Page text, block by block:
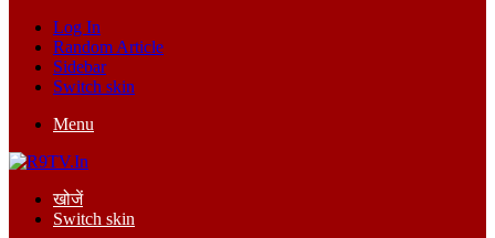
Log In
Random Article
Sidebar
Switch skin
Menu
खोजें
Switch skin